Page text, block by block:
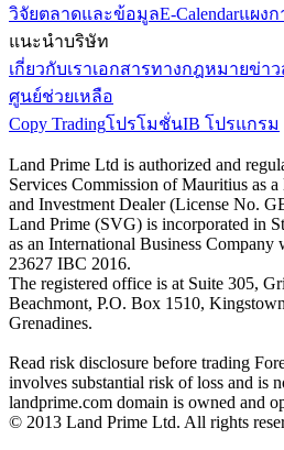
วิจัยตลาดและข้อมูลE-Calendarแผง
แนะนำบริษัท
เกี่ยวกับเราเอกสารทางกฎหมายข่า
ศูนย์ช่วยเหลือ
Copy Tradingโปรโมชั่นIB โปรแกรม
Land Prime Ltd is authorized and
Services Commission of Mauritius as
and Investment Dealer (License No.
Land Prime (SVG) is incorporated in
as an International Business Company
23627 IBC 2016.
The registered office is at Suite 305,
Beachmont, P.O. Box 1510,
Grenadines.
Read risk disclosure before trading
involves substantial risk of loss and is
landprime.com domain is owned and
© 2013 Land Prime Ltd. All rights